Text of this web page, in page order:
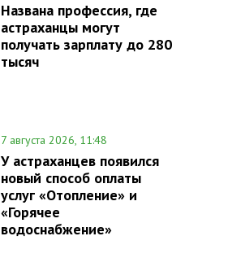
Названа профессия, где
астраханцы могут
получать зарплату до 280
тысяч
7 августа 2026, 11:48
У астраханцев появился
новый способ оплаты
услуг «Отопление» и
«Горячее
водоснабжение»